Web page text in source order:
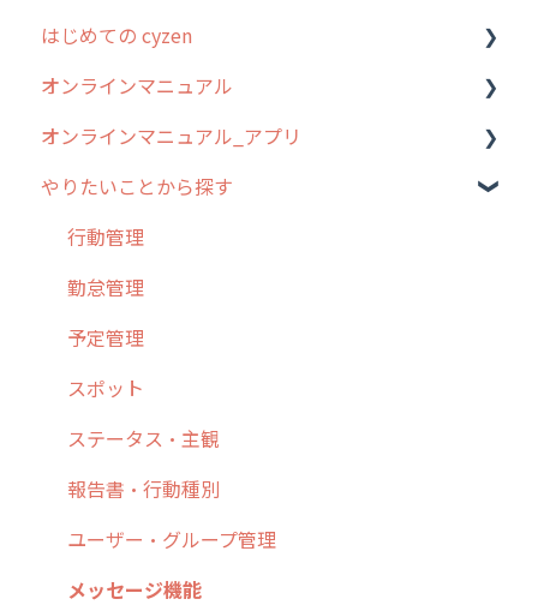
過去のリリース
2019年までのリリース情報
お客様の声を実現しました
はじめての cyzen
0. はじめてのcyzenの使い方
1. cyzenについて知ろう
2. 主要機能の概要
3. cyzenの位置情報取得について
4. cyzen利用前の準備：システム管理者編
5. 基本的な使い方：システム管理者編
6. 基本的な使い方：ユーザー編
7. 初心者向けよくある質問集
8. 用語集
9. もっと便利に利用するための設定
10.ユーザー向けおすすめの使い方
オンラインマニュアル
管理サイトの使い始め
ユーザー・グループ管理
行動管理
予定管理
スポット
ステータス・主観
報告書・行動種別
勤怠管理
活動通知
パフォーマンス
オンラインマニュアル_アプリ
アプリの使い始め
ホーム画面
スポット
報告閲覧
予定
日報
履歴
メンバー
メッセージ
やりたいことから探す
行動管理
勤怠管理
予定管理
スポット
ステータス・主観
報告書・行動種別
ユーザー・グループ管理
メッセージ機能